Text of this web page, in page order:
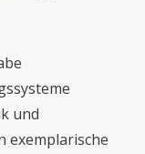
und
exemplarische